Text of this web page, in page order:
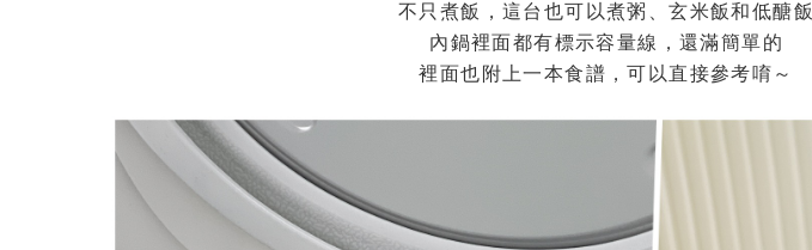
不只煮飯，這台也可以煮粥、玄米飯和低醣飯
內鍋裡面都有標示容量線，還滿簡單的
裡面也附上一本食譜，可以直接參考唷～